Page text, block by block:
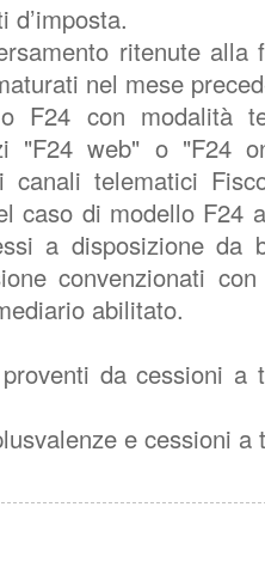
d’imposta.
ritenute
nel mese
F24 con modalità
"F24 web" o "F24
canali telematici
caso di modello F24
a disposizione da
convenzionati
abilitato.
da cessioni a
e cessioni